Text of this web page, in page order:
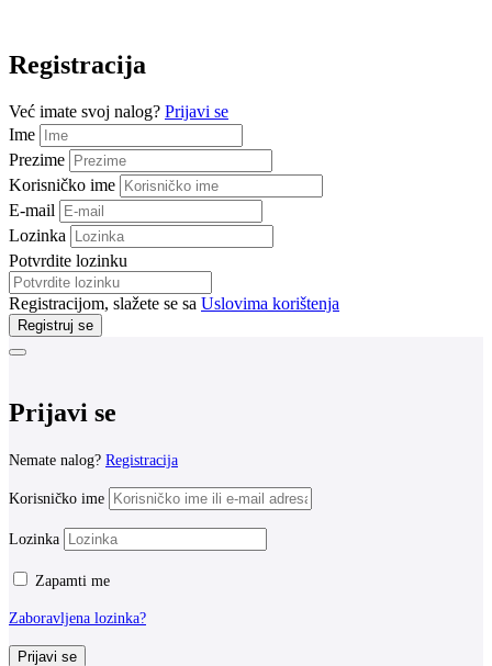
Registracija
Već imate svoj nalog? Prijavi se
Ime
Prezime
Korisničko ime
E-mail
Lozinka
Potvrdite lozinku
Registracijom, slažete se sa Uslovima korištenja
Registruj se
Prijavi se
Nemate nalog? Registracija
Korisničko ime
Lozinka
Zapamti me
Zaboravljena lozinka?
Prijavi se